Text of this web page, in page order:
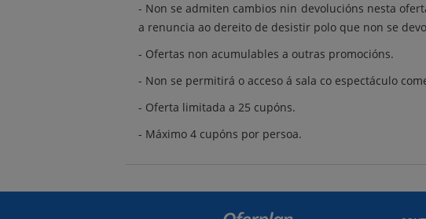
- Non se admiten cambios nin devolucións nesta
a renuncia ao dereito de desistir polo que non se
- Ofertas non acumulables a outras promocións.
- Non se permitirá o acceso á sala co espectáculo
- Oferta limitada a 25 cupóns.
- Máximo 4 cupóns por persoa.